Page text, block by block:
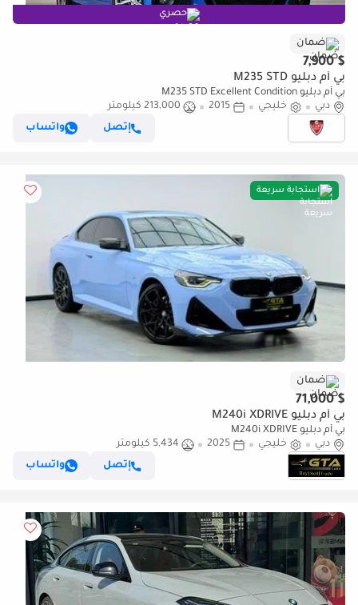
حصري
ضمان
$ 7,900
بي أم دبليو M235 STD
بي أم دبليو M235 STD Excellent Condition
دبي
خليجي 2015
213,000 كيلومتر
إتصل
واتساب
استجابة سريعة
ضمان
$ 71,000
بي أم دبليو M240i XDRIVE
بي أم دبليو M240i XDRIVE
دبي
خليجي 2025
5,434 كيلومتر
إتصل
واتساب